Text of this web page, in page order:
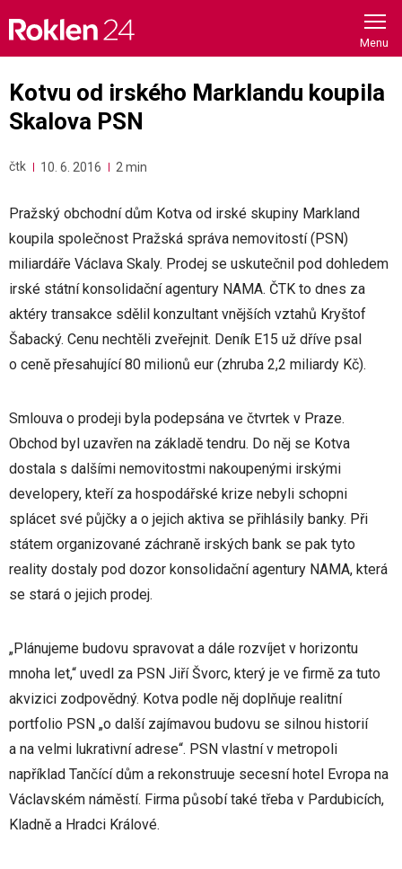
content
Kotvu od irského Marklandu koupila
Skalova PSN
čtk 10. 6. 2016 2 min
Pražský obchodní dům Kotva od irské skupiny Markland
koupila společnost Pražská správa nemovitostí (PSN)
miliardáře Václava Skaly. Prodej se uskutečnil pod dohledem
irské státní konsolidační agentury NAMA. ČTK to dnes za
aktéry transakce sdělil konzultant vnějších vztahů Kryštof
Šabacký. Cenu nechtěli zveřejnit. Deník E15 už dříve psal
o ceně přesahující 80 milionů eur (zhruba 2,2 miliardy Kč).
Smlouva o prodeji byla podepsána ve čtvrtek v Praze.
Obchod byl uzavřen na základě tendru. Do něj se Kotva
dostala s dalšími nemovitostmi nakoupenými irskými
developery, kteří za hospodářské krize nebyli schopni
splácet své půjčky a o jejich aktiva se přihlásily banky. Při
státem organizované záchraně irských bank se pak tyto
reality dostaly pod dozor konsolidační agentury NAMA, která
se stará o jejich prodej.
„Plánujeme budovu spravovat a dále rozvíjet v horizontu
mnoha let,“ uvedl za PSN Jiří Švorc, který je ve firmě za tuto
akvizici zodpovědný. Kotva podle něj doplňuje realitní
portfolio PSN „o další zajímavou budovu se silnou historií
a na velmi lukrativní adrese“. PSN vlastní v metropoli
například Tančící dům a rekonstruuje secesní hotel Evropa na
Václavském náměstí. Firma působí také třeba v Pardubicích,
Kladně a Hradci Králové.